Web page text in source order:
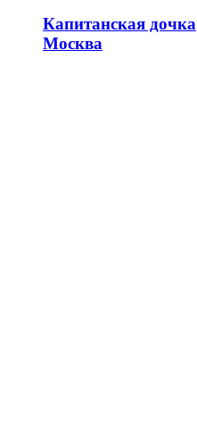
Капитанская дочка
Москва